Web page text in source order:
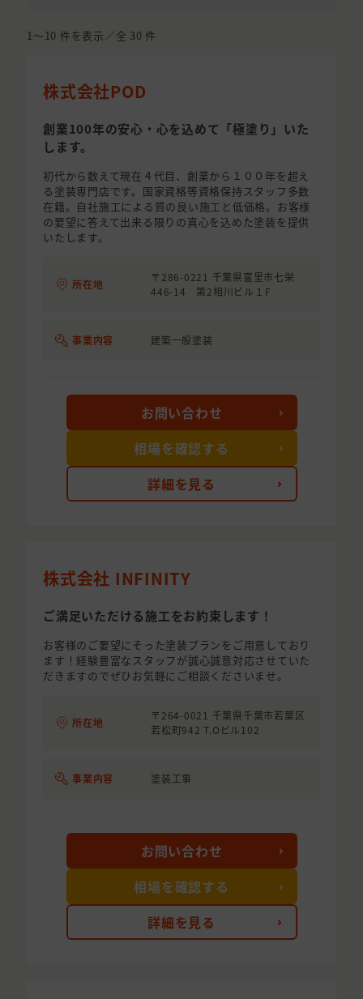
1〜10 件を表示／全 30 件
株式会社POD
創業100年の安心・心を込めて「極塗り」いた
します。
初代から数えて現在４代目、創業から１００年を超え
る塗装専門店です。国家資格等資格保持スタッフ多数
在籍。自社施工による質の良い施工と低価格。お客様
の要望に答えて出来る限りの真心を込めた塗装を提供
いたします。
所在地
〒286-0221 千葉県富里市七栄
446-14 第2相川ビル１F
事業内容 建築一般塗装
詳細を見る
お問い合わせ
相場を確認する
株式会社 INFINITY
ご満足いただける施工をお約束します！
お客様のご要望にそった塗装プランをご用意しており
ます！経験豊富なスタッフが誠心誠意対応させていた
だきますのでぜひお気軽にご相談くださいませ。
所在地
〒264-0021 千葉県千葉市若葉区
若松町942 T.Oビル102
事業内容 塗装工事
詳細を見る
お問い合わせ
相場を確認する